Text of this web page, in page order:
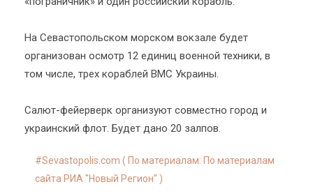
На Севастопольском морском вокзале будет
организован осмотр 12 единиц военной техники, в
том числе, трех кораблей ВМС Украины.
Салют-фейерверк организуют совместно город и
украинский флот. Будет дано 20 залпов.
Sevastopolis.com ( По материалам: По материалам
сайта РИА "Новый Регион" )